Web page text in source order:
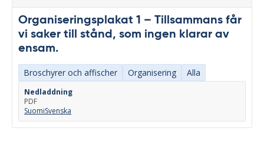
Organiseringsplakat 1 – Tillsammans får
vi saker till stånd, som ingen klarar av
ensam.
Broschyrer och affischer Organisering Alla
Nedladdning
PDF
SuomiSvenska